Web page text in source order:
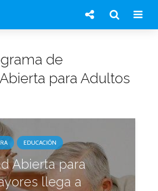
de
para Adultos
EDUCACIÓN
Abierta para
llega a